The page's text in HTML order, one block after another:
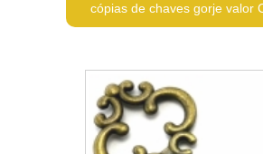
cópias de chaves gorje valor